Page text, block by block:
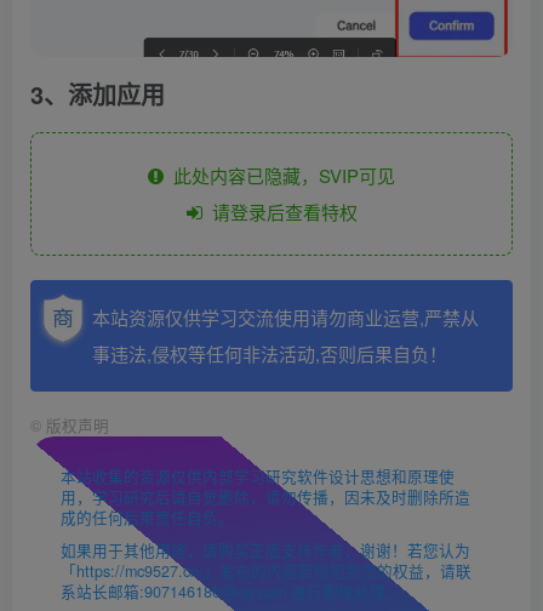
3、添加应用
此处内容已隐藏，SVIP可见
请登录后查看特权
本站资源仅供学习交流使用请勿商业运营,严禁从
事违法,侵权等任何非法活动,否则后果自负！
© 版权声明
本站收集的资源仅供内部学习研究软件设计思想和原理使
用，学习研究后请自觉删除，请勿传播，因未及时删除所造
成的任何后果责任自负。
如果用于其他用途，请购买正版支持作者，谢谢！若您认为
「https://mc9527.cn/」发布的内容若侵犯到您的权益，请联
系站长邮箱:907146180@qq.com 进行删除处理。